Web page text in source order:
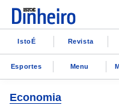
IstoÉ Revista
Esportes Menu
Economia